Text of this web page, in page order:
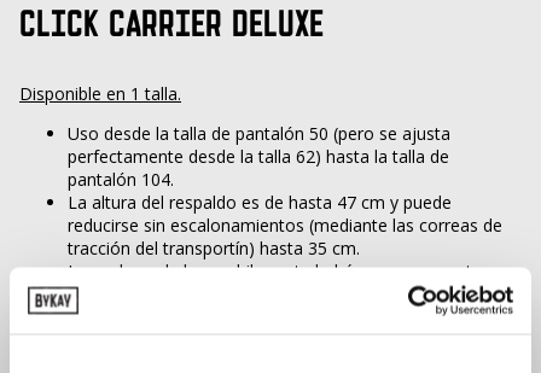
CLICK CARRIER DELUXE
Disponible en 1 talla.
Uso desde la talla de pantalón 50 (pero se ajusta
perfectamente desde la talla 62) hasta la talla de
pantalón 104.
La altura del respaldo es de hasta 47 cm y puede
reducirse sin escalonamientos (mediante las correas de
tracción del transportín) hasta 35 cm.
La anchura de la mochila porta bebé, para una postura
ergonómica en M con apoyo desde el hueco de la rodilla
hasta el hueco de la rodilla, es de un máximo de 40 cm.